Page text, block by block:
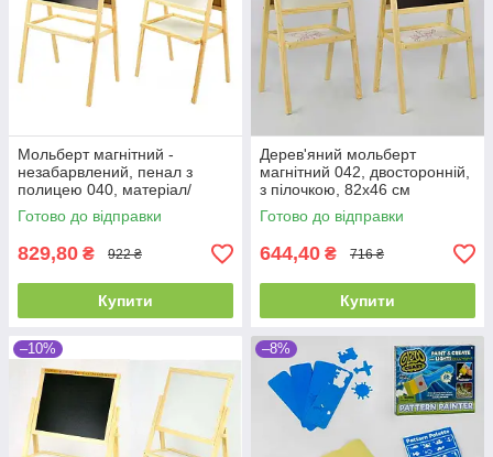
Мольберт магнітний -
незабарвлений, пенал з
полицею 040, матеріал/
сосна, 55*40 см
Готово до відправки
829,80 ₴ 922 ₴
Купити
Дерев'яний мольберт
магнітний 042, двосторонній,
з пілочкою, 82х46 см
Готово до відправки
644,40 ₴ 716 ₴
Купити
–10% –8%